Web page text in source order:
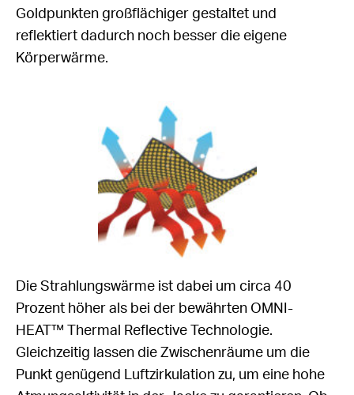
Goldpunkten großflächiger gestaltet und
reflektiert dadurch noch besser die eigene
Körperwärme.
Die Strahlungswärme ist dabei um circa 40
Prozent höher als bei der bewährten OMNI-
HEAT™ Thermal Reflective Technologie.
Gleichzeitig lassen die Zwischenräume um die
Punkt genügend Luftzirkulation zu, um eine hohe